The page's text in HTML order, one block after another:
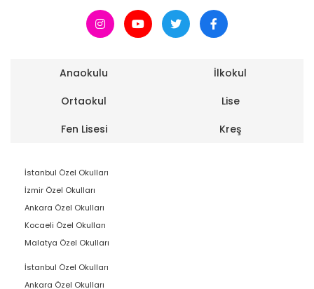
Anaokulu
İlkokul
Ortaokul
Lise
Fen Lisesi
Kreş
İstanbul Özel Okulları
İzmir Özel Okulları
Ankara Özel Okulları
Kocaeli Özel Okulları
Malatya Özel Okulları
İstanbul Özel Okulları
Ankara Özel Okulları